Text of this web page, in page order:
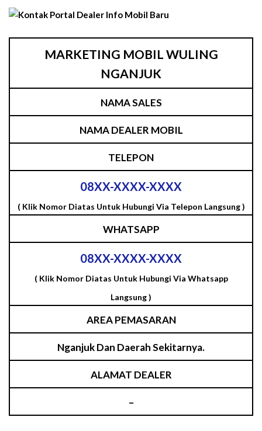
MARKETING MOBIL WULING
NGANJUK
NAMA SALES
NAMA DEALER MOBIL
TELEPON
08XX-XXXX-XXXX
( Klik Nomor Diatas Untuk Hubungi Via Telepon Langsung )
WHATSAPP
08XX-XXXX-XXXX
( Klik Nomor Diatas Untuk Hubungi Via Whatsapp
Langsung )
AREA PEMASARAN
Nganjuk Dan Daerah Sekitarnya.
ALAMAT DEALER
–